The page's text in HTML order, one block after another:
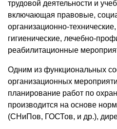
трудовой деятельности и
включающая правовые,
организационно-
гигиенические, лечебно-
реабилитационные
Одним из функциональных
организационных
планирование работ по
производится на основе
(СНиПов, ГОСТов, и др.),